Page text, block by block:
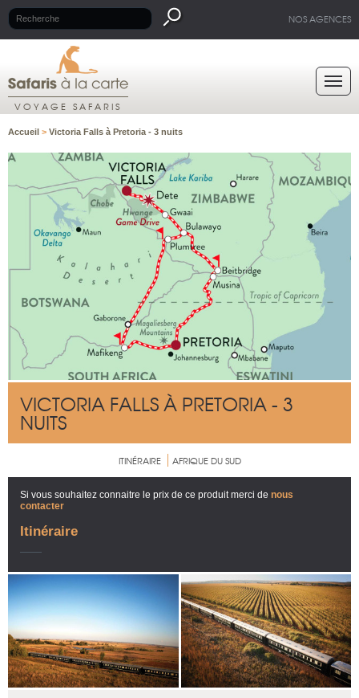
NOS AGENCES
VOYAGE SAFARIS
Accueil > Victoria Falls à Pretoria - 3 nuits
VICTORIA FALLS À PRETORIA - 3
NUITS
ITINÉRAIRE AFRIQUE DU SUD
Si vous souhaitez connaitre le prix de ce produit merci de nous
contacter
Itinéraire